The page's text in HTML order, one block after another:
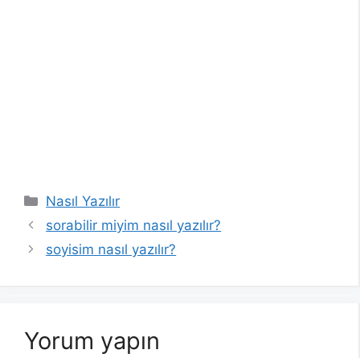
Kategoriler
Nasıl Yazılır
sorabilir miyim nasıl yazılır?
soyisim nasıl yazılır?
Yorum yapın